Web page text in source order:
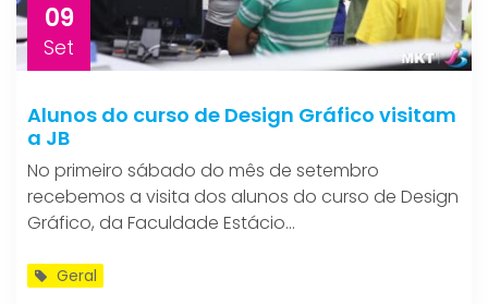
09
Set
Alunos do curso de Design Gráfico visitam
a JB
No primeiro sábado do mês de setembro
recebemos a visita dos alunos do curso de Design
Gráfico, da Faculdade Estácio...
Geral